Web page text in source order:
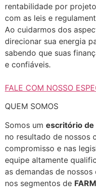
rentabilidade por
com as leis e
Ao cuidarmos dos
direcionar sua energia
sabendo que suas
e confiáveis.
FALE COM NOSSO
QUEM SOMOS
Somos um escritório de
no resultado de nossos
compromisso e nas
equipe altamente
as demandas de
nos segmentos de